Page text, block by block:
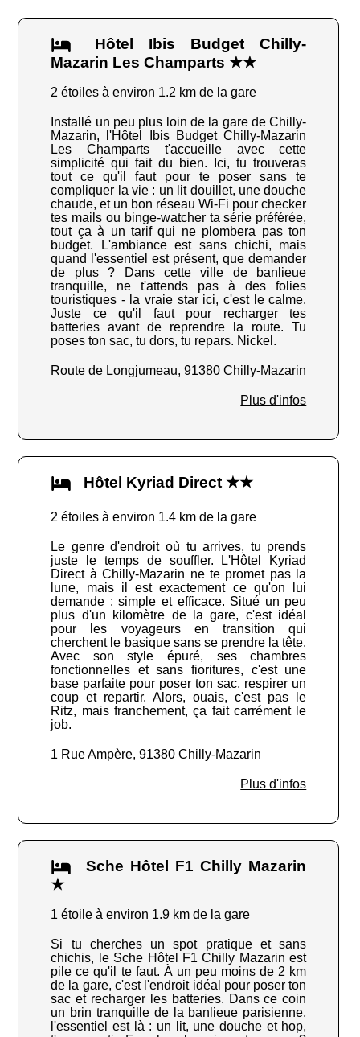
Hôtel Ibis Budget Chilly-
Mazarin Les Champarts ★★
2 étoiles à environ 1.2 km de la gare
Installé un peu plus loin de la gare de Chilly-
Mazarin, l'Hôtel Ibis Budget Chilly-Mazarin
Les Champarts t'accueille avec cette
simplicité qui fait du bien. Ici, tu trouveras
tout ce qu'il faut pour te poser sans te
compliquer la vie : un lit douillet, une douche
chaude, et un bon réseau Wi-Fi pour checker
tes mails ou binge-watcher ta série préférée,
tout ça à un tarif qui ne plombera pas ton
budget. L'ambiance est sans chichi, mais
quand l'essentiel est présent, que demander
de plus ? Dans cette ville de banlieue
tranquille, ne t'attends pas à des folies
touristiques - la vraie star ici, c'est le calme.
Juste ce qu'il faut pour recharger tes
batteries avant de reprendre la route. Tu
poses ton sac, tu dors, tu repars. Nickel.
Route de Longjumeau, 91380 Chilly-Mazarin
Plus d'infos
Hôtel Kyriad Direct ★★
2 étoiles à environ 1.4 km de la gare
Le genre d'endroit où tu arrives, tu prends
juste le temps de souffler. L'Hôtel Kyriad
Direct à Chilly-Mazarin ne te promet pas la
lune, mais il est exactement ce qu'on lui
demande : simple et efficace. Situé un peu
plus d'un kilomètre de la gare, c'est idéal
pour les voyageurs en transition qui
cherchent le basique sans se prendre la tête.
Avec son style épuré, ses chambres
fonctionnelles et sans fioritures, c'est une
base parfaite pour poser ton sac, respirer un
coup et repartir. Alors, ouais, c'est pas le
Ritz, mais franchement, ça fait carrément le
job.
1 Rue Ampère, 91380 Chilly-Mazarin
Plus d'infos
Sche Hôtel F1 Chilly Mazarin
★
1 étoile à environ 1.9 km de la gare
Si tu cherches un spot pratique et sans
chichis, le Sche Hôtel F1 Chilly Mazarin est
pile ce qu'il te faut. À un peu moins de 2 km
de la gare, c'est l'endroit idéal pour poser ton
sac et recharger les batteries. Dans ce coin
un brin tranquille de la banlieue parisienne,
l'essentiel est là : un lit, une douche et hop,